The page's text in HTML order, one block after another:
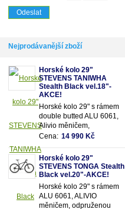
Nejprodávanější zboží
Horské kolo 29"
STEVENS TANIWHA
Stealth Black vel.18"-
AKCE!
Horské kolo 29" s rámem
double butted ALU 6061,
Alivio měničem,
odpruženou olejovou vidlicí
SUNTOUR se zamykáním
a 18 převody
Cena: 14 990 Kč
Horské kolo 29"
STEVENS TONGA Stealth
Black vel.20"-AKCE!
Horské kolo 29" s rámem
ALU 6061, ALIVIO
měničem, odpruženou